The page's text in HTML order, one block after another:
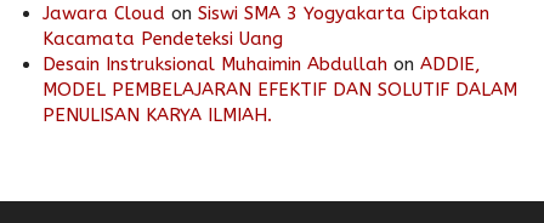
Jawara Cloud on Siswi SMA 3 Yogyakarta Ciptakan
Kacamata Pendeteksi Uang
Desain Instruksional Muhaimin Abdullah on ADDIE,
MODEL PEMBELAJARAN EFEKTIF DAN SOLUTIF DALAM
PENULISAN KARYA ILMIAH.